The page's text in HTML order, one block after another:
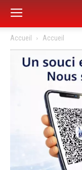
Accueil Accueil